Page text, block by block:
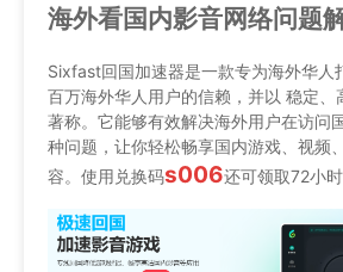
海外看国内影音网络问题
Sixfast回国加速器是一款专为海外华人
百万海外华人用户的信赖，并以 稳定、
著称。它能够有效解决海外用户在访问
种问题，让你轻松畅享国内游戏、视频
容。使用兑换码s006还可领取72小